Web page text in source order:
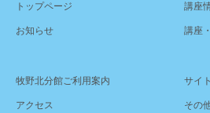
トップページ
お知らせ
講座
講座
牧野北分館ご利用案内
アクセス
サイ
その